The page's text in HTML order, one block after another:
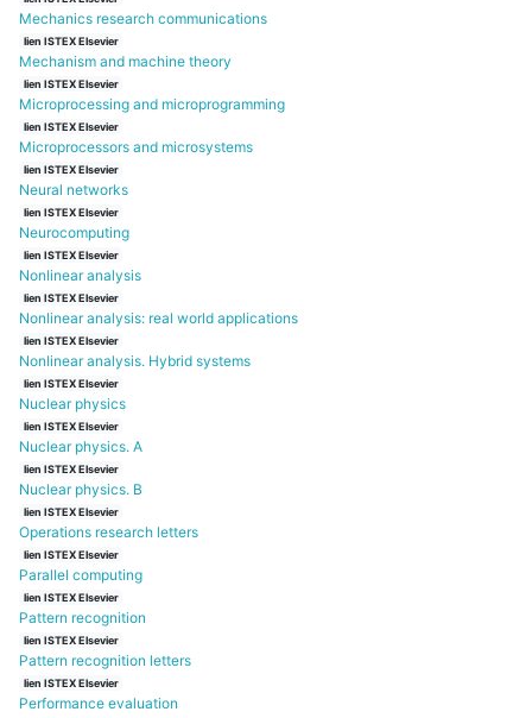
Mechanics research communications
lien ISTEX Elsevier
Mechanism and machine theory
lien ISTEX Elsevier
Microprocessing and microprogramming
lien ISTEX Elsevier
Microprocessors and microsystems
lien ISTEX Elsevier
Neural networks
lien ISTEX Elsevier
Neurocomputing
lien ISTEX Elsevier
Nonlinear analysis
lien ISTEX Elsevier
Nonlinear analysis: real world applications
lien ISTEX Elsevier
Nonlinear analysis. Hybrid systems
lien ISTEX Elsevier
Nuclear physics
lien ISTEX Elsevier
Nuclear physics. A
lien ISTEX Elsevier
Nuclear physics. B
lien ISTEX Elsevier
Operations research letters
lien ISTEX Elsevier
Parallel computing
lien ISTEX Elsevier
Pattern recognition
lien ISTEX Elsevier
Pattern recognition letters
lien ISTEX Elsevier
Performance evaluation